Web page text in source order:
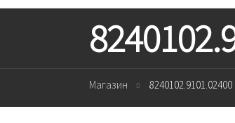
Магазин 8240102.9101.02400